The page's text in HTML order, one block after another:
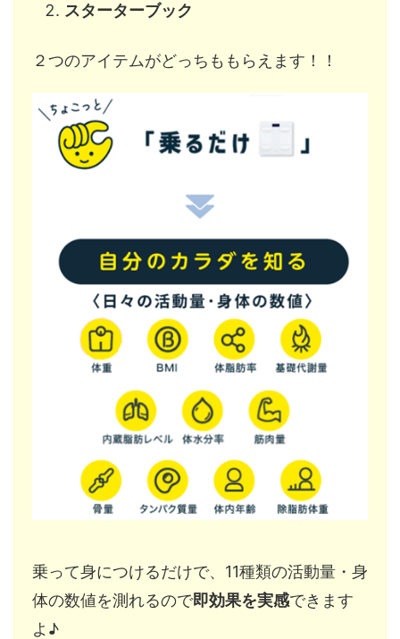
スターターブック
２つのアイテムがどっちももらえます！！
乗って身につけるだけで、11種類の活動量・身
体の数値を測れるので即効果を実感できます
よ♪